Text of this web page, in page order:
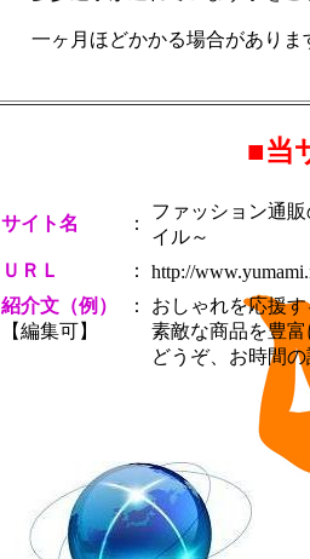
一ヶ月ほどかかる場合がありま
■当
サイト名 ：
ファッション通
イル～
ＵＲＬ
：
http://
紹介文（例）
【編集可】
：
おしゃれを応援
素敵な商品を豊
どうぞ、お時間